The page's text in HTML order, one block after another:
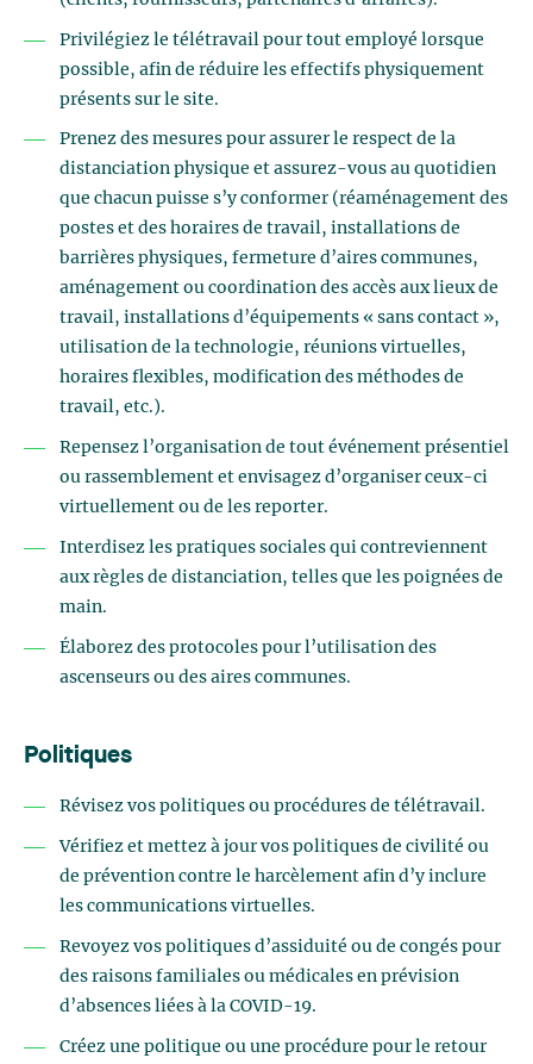
Privilégiez le télétravail pour tout employé lorsque
possible, afin de réduire les effectifs physiquement
présents sur le site.
Prenez des mesures pour assurer le respect de la
distanciation physique et assurez-vous au quotidien
que chacun puisse s’y conformer (réaménagement des
postes et des horaires de travail, installations de
barrières physiques, fermeture d’aires communes,
aménagement ou coordination des accès aux lieux de
travail, installations d’équipements « sans contact »,
utilisation de la technologie, réunions virtuelles,
horaires flexibles, modification des méthodes de
travail, etc.).
Repensez l’organisation de tout événement présentiel
ou rassemblement et envisagez d’organiser ceux-ci
virtuellement ou de les reporter.
Interdisez les pratiques sociales qui contreviennent
aux règles de distanciation, telles que les poignées de
main.
Élaborez des protocoles pour l’utilisation des
ascenseurs ou des aires communes.
Politiques
Révisez vos politiques ou procédures de télétravail.
Vérifiez et mettez à jour vos politiques de civilité ou
de prévention contre le harcèlement afin d’y inclure
les communications virtuelles.
Revoyez vos politiques d’assiduité ou de congés pour
des raisons familiales ou médicales en prévision
d’absences liées à la COVID-19.
Créez une politique ou une procédure pour le retour